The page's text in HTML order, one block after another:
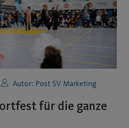
Autor: Post SV Marketing
für die ganze